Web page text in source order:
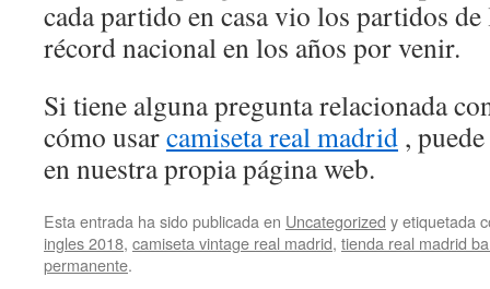
cada partido en casa vio los partidos de
récord nacional en los años por venir.
Si tiene alguna pregunta relacionada
cómo usarcamiseta real madrid ,
en nuestra propia página web.
Esta entrada ha sido publicada en Uncategorized y etiquetada
ingles 2018, camiseta vintage real madrid, tienda real madrid
permanente.